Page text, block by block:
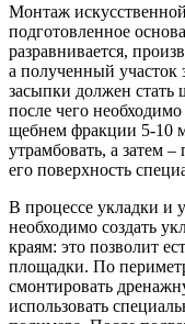
Монтаж
подготовленное
разравнивается,
а полученный
засыпки должен
после чего
щебнем фракции 5-10
утрамбовать, а затем
его поверхность
В процессе укладки и
необходимо создать
краям: это позволит
площадки. По
смонтировать
использовать